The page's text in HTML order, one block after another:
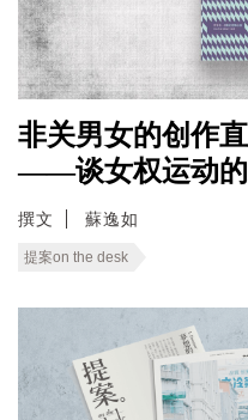
非关男女的创作
——谈女权运动的
撰文 蘇逸如
提案on the desk